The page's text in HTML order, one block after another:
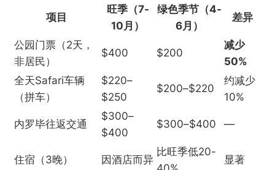
项目
旺季（7-
10月）
绿色季节（4-
6月）
差异
公园门票（2天，
非居民）
$400 $200
减少
50%
全天Safari车辆
（拼车）
$220–
$250
$200–$220
约减少
10%
内罗毕往返交通
$300–
$400
$300–$400 —
住宿（3晚） 因酒店而异
比旺季低20-
显著